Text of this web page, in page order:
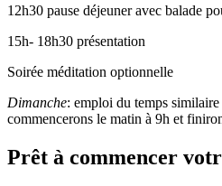
12h30 pause déjeuner avec balade
15h- 18h30 présentation
Soirée méditation optionnelle
Dimanche: emploi du temps
commencerons le matin à 9h et
Prêt à commencer